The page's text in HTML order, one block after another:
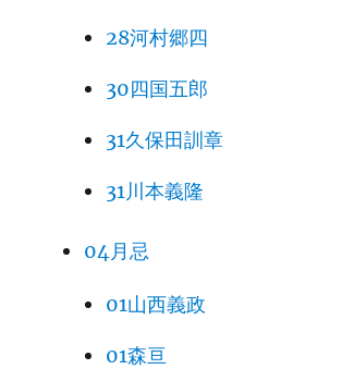
28河村郷四
30四国五郎
31久保田訓章
31川本義隆
04月忌
01山西義政
01森亘